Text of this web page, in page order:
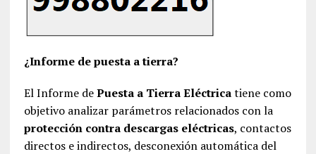
¿Informe de puesta a tierra?
El Informe dePuesta a Tierra Eléctricatiene como
objetivo analizar parámetros relacionados con la
protección contra descargas eléctricas, contactos
directos e indirectos, desconexión automática del